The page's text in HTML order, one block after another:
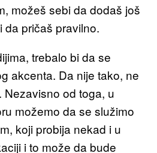
možeš sebi da dodaš još
da pričaš pravilno.
trebalo bi da se
akcenta. Da nije tako, ne
Nezavisno od toga, u
možemo da se služimo
koji probija nekad i u
i to može da bude